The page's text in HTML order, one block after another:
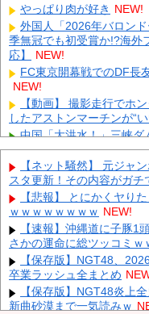
やっぱり肉が好き NEW!
外国人「2026年バロン
季無冠でも初受賞か!?海外
応】
NEW!
FC東京開幕戦でのDF長
NEW!
【動画】 撮影走行でホ
したアストンマーチンが“
中国「大洪水！」三峡
「三峡沿線の道路水没」
急放流に合わせて開門（土
「あきれてモノが言えな
住許可要件の厳格化で在日
【鹿児島】 突然右折し
放置しダッシュで逃走中
"テレビ大好き"高齢者の
【イオンモール熊本】
誘導の証言が複数」イオン
【ネット騒然】 元ジャ
スタ更新！その内容がガ
【悲報】 とにかくヤり
ｗｗｗｗｗｗｗｗ NEW!
【速報】沖縄道に子豚1
さかの運命に総ツッコミｗ
【保存版】NGT48、
卒業ラッシュ全まとめ
【保存版】NGT48炎上
新曲砂漠まで一気読みｗ